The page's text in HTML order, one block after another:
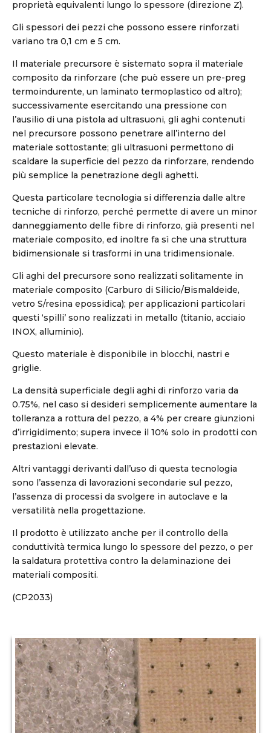
proprietà equivalenti lungo lo spessore (direzione Z).
Gli spessori dei pezzi che possono essere rinforzati
variano tra 0,1 cm e 5 cm.
Il materiale precursore è sistemato sopra il materiale
composito da rinforzare (che può essere un pre-preg
termoindurente, un laminato termoplastico od altro);
successivamente esercitando una pressione con
l’ausilio di una pistola ad ultrasuoni, gli aghi contenuti
nel precursore possono penetrare all’interno del
materiale sottostante; gli ultrasuoni permettono di
scaldare la superficie del pezzo da rinforzare, rendendo
più semplice la penetrazione degli aghetti.
Questa particolare tecnologia si differenzia dalle altre
tecniche di rinforzo, perché permette di avere un minor
danneggiamento delle fibre di rinforzo, già presenti nel
materiale composito, ed inoltre fa sì che una struttura
bidimensionale si trasformi in una tridimensionale.
Gli aghi del precursore sono realizzati solitamente in
materiale composito (Carburo di Silicio/Bismaldeide,
vetro S/resina epossidica); per applicazioni particolari
questi ‘spilli’ sono realizzati in metallo (titanio, acciaio
INOX, alluminio).
Questo materiale è disponibile in blocchi, nastri e
griglie.
La densità superficiale degli aghi di rinforzo varia da
0.75%, nel caso si desideri semplicemente aumentare la
tolleranza a rottura del pezzo, a 4% per creare giunzioni
d’irrigidimento; supera invece il 10% solo in prodotti con
prestazioni elevate.
Altri vantaggi derivanti dall’uso di questa tecnologia
sono l’assenza di lavorazioni secondarie sul pezzo,
l’assenza di processi da svolgere in autoclave e la
versatilità nella progettazione.
Il prodotto è utilizzato anche per il controllo della
conduttività termica lungo lo spessore del pezzo, o per
la saldatura protettiva contro la delaminazione dei
materiali compositi.
(CP2033)